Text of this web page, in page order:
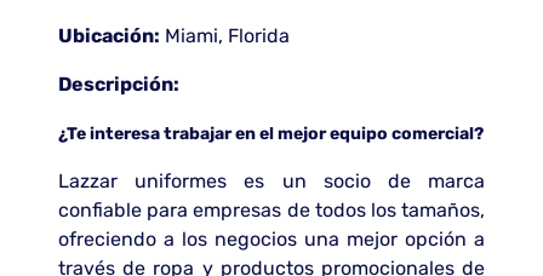
Ubicación: Miami, Florida
Descripción:
¿Te interesa trabajar en el mejor equipo comercial?
Lazzar uniformes es un socio de marca
confiable para empresas de todos los tamaños,
ofreciendo a los negocios una mejor opción a
través de ropa y productos promocionales de